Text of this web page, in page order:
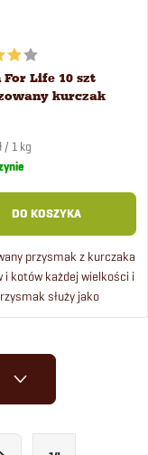
Life 10 szt
kurczak
/ 1 kg
DO KOSZYKA
przysmak z kurczaka
i kotów każdej wielkości i
służy jako
zabawy lub